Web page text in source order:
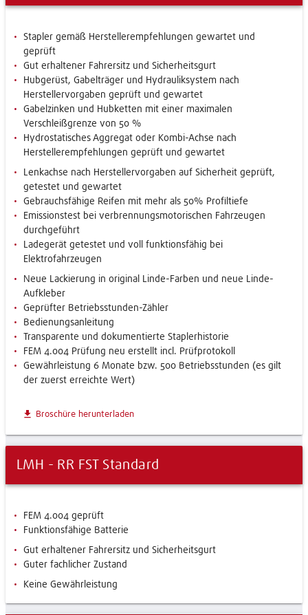
Stapler gemäß Herstellerempfehlungen gewartet und
geprüft
Gut erhaltener Fahrersitz und Sicherheitsgurt
Hubgerüst, Gabelträger und Hydrauliksystem nach
Herstellervorgaben geprüft und gewartet
Gabelzinken und Hubketten mit einer maximalen
Verschleißgrenze von 50 %
Hydrostatisches Aggregat oder Kombi-Achse nach
Herstellerempfehlungen geprüft und gewartet
Lenkachse nach Herstellervorgaben auf Sicherheit geprüft,
getestet und gewartet
Gebrauchsfähige Reifen mit mehr als 50% Profiltiefe
Emissionstest bei verbrennungsmotorischen Fahrzeugen
durchgeführt
Ladegerät getestet und voll funktionsfähig bei
Elektrofahrzeugen
Neue Lackierung in original Linde-Farben und neue Linde-
Aufkleber
Geprüfter Betriebsstunden-Zähler
Bedienungsanleitung
Transparente und dokumentierte Staplerhistorie
FEM 4.004 Prüfung neu erstellt incl. Prüfprotokoll
Gewährleistung 6 Monate bzw. 500 Betriebsstunden (es gilt
der zuerst erreichte Wert)
download Broschüre herunterladen
LMH - RR FST Standard
FEM 4.004 geprüft
Funktionsfähige Batterie
Gut erhaltener Fahrersitz und Sicherheitsgurt
Guter fachlicher Zustand
Keine Gewährleistung